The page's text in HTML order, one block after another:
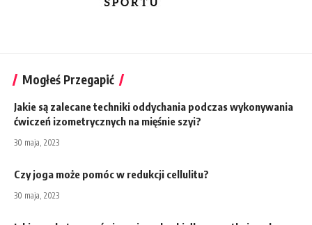
Mogłeś Przegapić
Jakie są zalecane techniki oddychania podczas wykonywania
ćwiczeń izometrycznych na mięśnie szyi?
30 maja, 2023
Czy joga może pomóc w redukcji cellulitu?
30 maja, 2023